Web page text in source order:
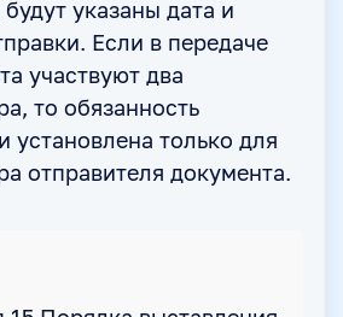
указаны дата и
Если в передаче
участвуют два
то обязанность
установлена только для
отправителя документа.